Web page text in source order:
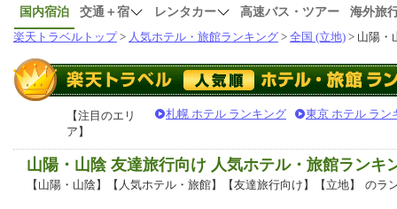
国内宿泊 交通＋宿 レンタカー 高速バス・ツアー
海外旅
楽天トラベルトップ> 人気ホテル・旅館ランキング > 全国 (立地) > 山陽・
【注目のエリ
ア】
札幌 ホテル ランキング 東京 ホテル ラン
山陽・山陰 友達旅行向け 人気ホテル・旅館ランキ
【山陽・山陰】【人気ホテル・旅館】【友達旅行向け】【立地】 のラ